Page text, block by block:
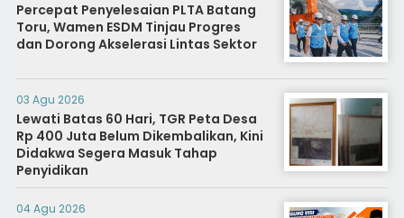
Percepat Penyelesaian PLTA Batang
Toru, Wamen ESDM Tinjau Progres
dan Dorong Akselerasi Lintas Sektor
03 Agu 2026
Lewati Batas 60 Hari, TGR Peta Desa
Rp 400 Juta Belum Dikembalikan, Kini
Didakwa Segera Masuk Tahap
Penyidikan
04 Agu 2026